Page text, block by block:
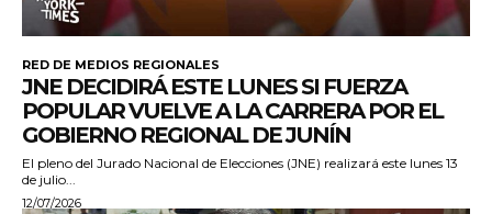
RED DE MEDIOS REGIONALES
JNE DECIDIRÁ ESTE LUNES SI FUERZA
POPULAR VUELVE A LA CARRERA POR EL
GOBIERNO REGIONAL DE JUNÍN
El pleno del Jurado Nacional de Elecciones (JNE) realizará este lunes 13
de julio...
12/07/2026